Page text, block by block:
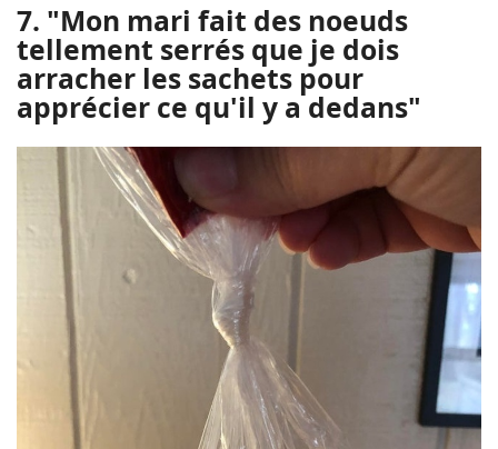
7. "Mon mari fait des noeuds
tellement serrés que je dois
arracher les sachets pour
apprécier ce qu'il y a dedans"